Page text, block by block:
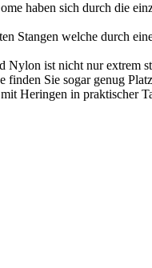
sich durch die
welche durch
ist nicht nur extrem
Sie sogar genug
in praktischer